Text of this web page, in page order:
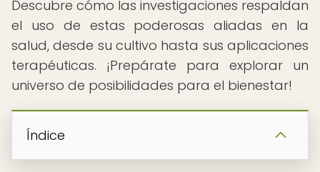
Descubre cómo las investigaciones respaldan
el uso de estas poderosas aliadas en la
salud, desde su cultivo hasta sus aplicaciones
terapéuticas. ¡Prepárate para explorar un
universo de posibilidades para el bienestar!
Índice